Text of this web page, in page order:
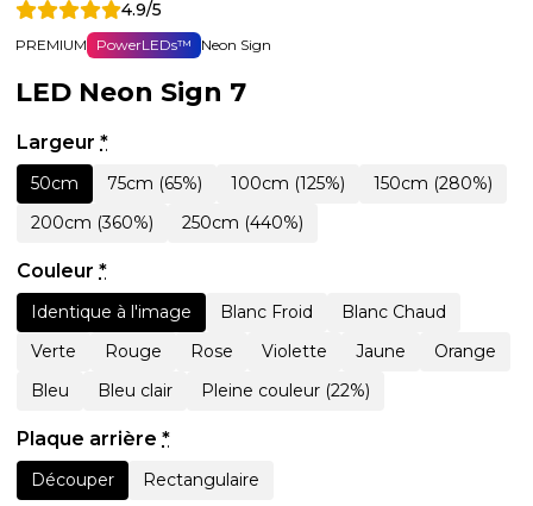
4.9/5
PREMIUM PowerLEDs™ Neon Sign
LED Neon Sign 7
Largeur *
50cm 75cm (65%) 100cm (125%)
150cm (280%)
200cm (360%)
250cm (440%)
Couleur *
Identique à l'image Blanc Froid
Blanc Chaud
Verte
Rouge Rose Violette Jaune
Orange
Bleu
Bleu clair Pleine couleur (22%)
Plaque arrière *
Découper Rectangulaire